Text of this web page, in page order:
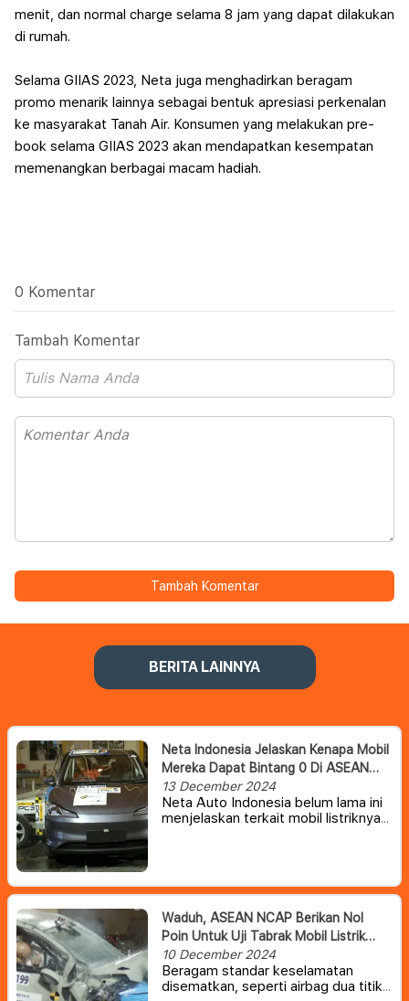
menit, dan normal charge selama 8 jam yang dapat dilakukan
di rumah.
Selama GIIAS 2023, Neta juga menghadirkan beragam
promo menarik lainnya sebagai bentuk apresiasi perkenalan
ke masyarakat Tanah Air. Konsumen yang melakukan pre-
book selama GIIAS 2023 akan mendapatkan kesempatan
memenangkan berbagai macam hadiah.
0 Komentar
Tambah Komentar
Tambah Komentar
BERITA LAINNYA
Neta Indonesia Jelaskan Kenapa Mobil
Mereka Dapat Bintang 0 Di ASEAN
NCAP
13 December 2024
Neta Auto Indonesia belum lama ini
menjelaskan terkait mobil listriknya
Waduh, ASEAN NCAP Berikan Nol
Poin Untuk Uji Tabrak Mobil Listrik
NETA V
10 December 2024
Beragam standar keselamatan
disematkan, seperti airbag dua titik